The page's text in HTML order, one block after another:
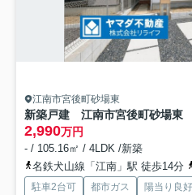
江南市宮後町砂場東
新築戸建 江南市宮後町砂場東
2,990万円
- / 105.16㎡ / 4LDK /新築
名鉄犬山線「江南」駅 徒歩14分
駐車2台可 都市ガス 陽当り良好